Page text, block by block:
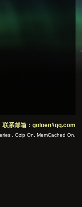
联系邮箱：goloen#qq.com
, Gzip On, MemCached On.